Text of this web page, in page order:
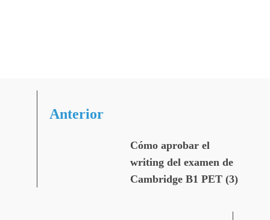
Anterior
Cómo aprobar el
writing del examen de
Cambridge B1 PET (3)